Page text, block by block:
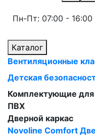
Пн-Пт: 07:00 - 16:00
Каталог
Вентиляционные
Детская
Комплектующие для
ПВХ
Дверной каркас
Novoline Comfort